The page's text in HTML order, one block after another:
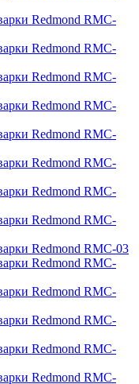
Redmond RMC-
Redmond RMC-
Redmond RMC-
Redmond RMC-
Redmond RMC-
Redmond RMC-
Redmond RMC-
Redmond RMC-
Redmond RMC-03
Redmond RMC-
Redmond RMC-
Redmond RMC-
Redmond RMC-
Redmond RMC-